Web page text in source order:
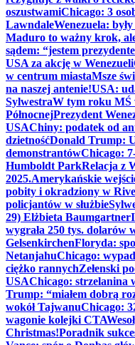
oszustwamiChicago: 3
LawndaleWenezuela:
Maduro to ważny krok,
sądem: “jestem
USA za akcję w Wenezueli
w centrum miastaMsze
na naszej antenie!USA:
SylwestraW tym roku MŚ
PółnocnejPrezydent
USAChiny: podatek od
dzietnośćDonald Trump:
demonstrantówChicago:
Humboldt ParkRelacja z
2025.Amerykańskie
pobity i okradziony w
policjantów w służbie
29) Elżbieta Baumgartner
wygrała 250 tys. dolarów
GelsenkirchenFloryda:
NetanjahuChicago:
ciężko rannychZełenski
USAChicago: strzelanina
Trump: “miałem dobrą
wokół TajwanuChicago:
wagonie kolejki CTA
Christmas!Poradnik